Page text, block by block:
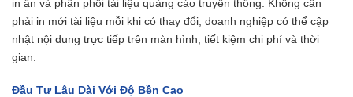
in ấn và phân phối tài liệu quảng cáo truyền thống. Không cần
phải in mới tài liệu mỗi khi có thay đổi, doanh nghiệp có thể cập
nhật nội dung trực tiếp trên màn hình, tiết kiệm chi phí và thời
gian.
Đầu Tư Lâu Dài Với Độ Bền Cao